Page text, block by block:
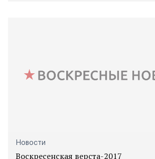
Новости
Воскресенская верста-2017